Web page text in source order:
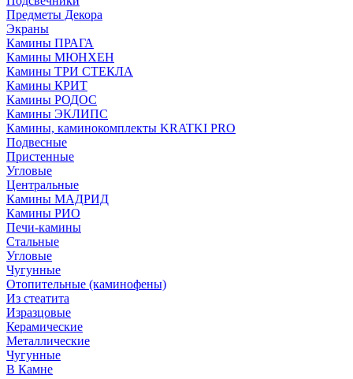
Предметы Декора
Экраны
Камины ПРАГА
Камины МЮНХЕН
Камины ТРИ СТЕКЛА
Камины КРИТ
Камины РОДОС
Камины ЭКЛИПС
Камины, каминокомплекты KRATKI PRO
Подвесные
Пристенные
Угловые
Центральные
Камины МАДРИД
Камины РИО
Печи-камины
Стальные
Угловые
Чугунные
Отопительные (каминофены)
Из стеатита
Изразцовые
Керамические
Металлические
Чугунные
В Камне